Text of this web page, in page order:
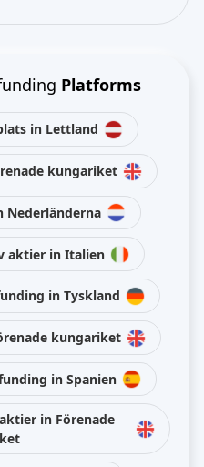
Platforms
in Lettland
kungariket
Nederländerna
aktier in Italien
in Tyskland
kungariket
in Spanien
in Förenade